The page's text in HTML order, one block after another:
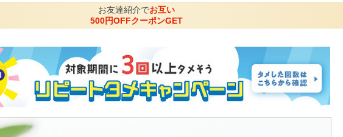
お友達紹介でお互い
500円OFFクーポンGET